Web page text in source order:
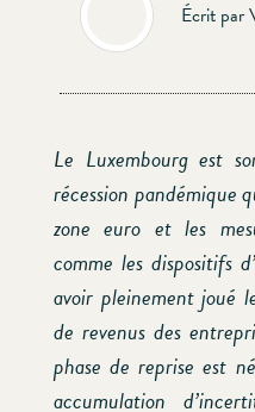
Écrit par
Le Luxembourg est
récession pandémique
zone euro et les
comme les dispositifs
avoir pleinement joué
de revenus des
phase de reprise est
accumulation